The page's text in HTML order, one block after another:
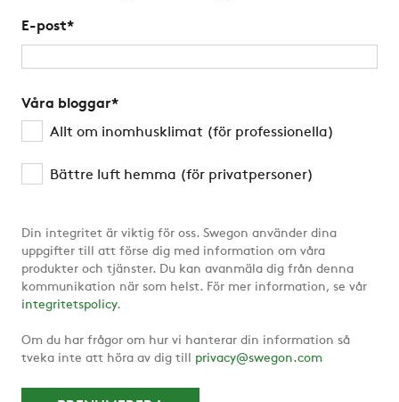
E-post*
Våra bloggar*
Allt om inomhusklimat (för professionella)
Bättre luft hemma (för privatpersoner)
Din integritet är viktig för oss. Swegon använder dina
uppgifter till att förse dig med information om våra
produkter och tjänster. Du kan avanmäla dig från denna
kommunikation när som helst. För mer information, se vår
integritetspolicy.
Om du har frågor om hur vi hanterar din information så
tveka inte att höra av dig till privacy@swegon.com